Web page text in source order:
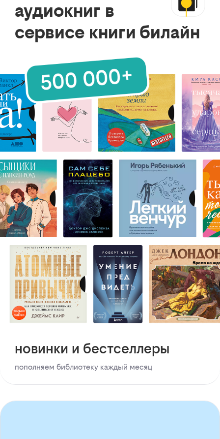
аудиокниг в
сервисе книги билайн
новинки и бестселлеры
пополняем библиотеку каждый месяц